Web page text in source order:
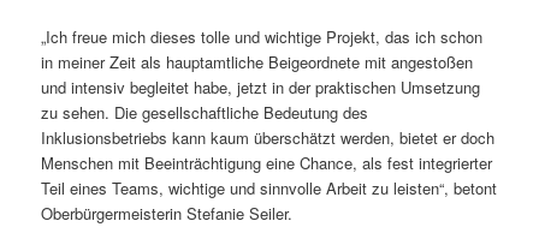
„Ich freue mich dieses tolle und wichtige Projekt, das ich schon
in meiner Zeit als hauptamtliche Beigeordnete mit angestoßen
und intensiv begleitet habe, jetzt in der praktischen Umsetzung
zu sehen. Die gesellschaftliche Bedeutung des
Inklusionsbetriebs kann kaum überschätzt werden, bietet er doch
Menschen mit Beeinträchtigung eine Chance, als fest integrierter
Teil eines Teams, wichtige und sinnvolle Arbeit zu leisten“, betont
Oberbürgermeisterin Stefanie Seiler.